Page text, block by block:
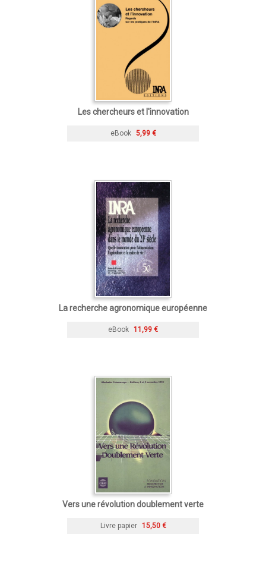
Les chercheurs et l'innovation
eBook 5,99 €
La recherche agronomique européenne
eBook 11,99 €
Vers une révolution doublement verte
Livre papier 15,50 €